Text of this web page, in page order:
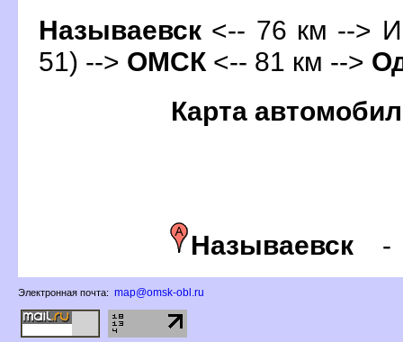
Называевск <-- 76 км -->
51) --> ОМСК <-- 81 км -->
Карта
Называевск
Электронная почта: map@omsk-obl.ru